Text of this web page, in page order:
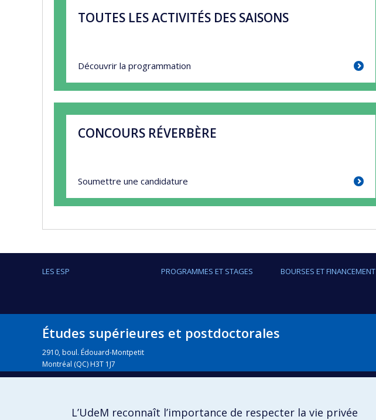
TOUTES LES ACTIVITÉS DES SAISONS
Découvrir la programmation
CONCOURS RÉVERBÈRE
Soumettre une candidature
LES ESP PROGRAMMES ET STAGES BOURSES ET FINANCEMENT
Études supérieures et postdoctorales
2910, boul. Édouard-Montpetit
Montréal (QC) H3T 1J7
514 343-6111, #6426
L’UdeM reconnaît l’importance de respecter la vie privée